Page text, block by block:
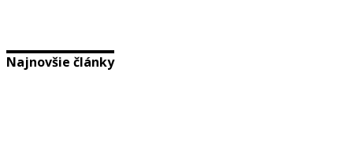
Najnovšie články